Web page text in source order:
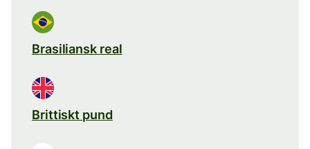
Brasiliansk real
Brittiskt pund